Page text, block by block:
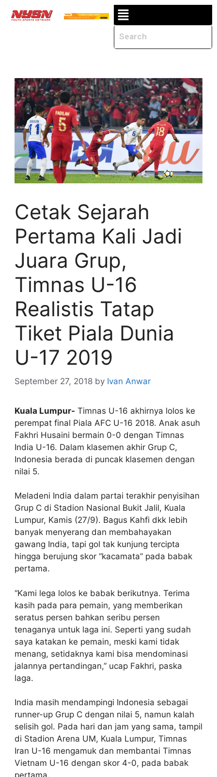
Cetak Sejarah
Pertama Kali Jadi
Juara Grup,
Timnas U-16
Realistis Tatap
Tiket Piala Dunia
U-17 2019
September 27, 2018 by Ivan Anwar
Kuala Lumpur- Timnas U-16 akhirnya lolos ke
perempat final Piala AFC U-16 2018. Anak asuh
Fakhri Husaini bermain 0-0 dengan Timnas
India U-16. Dalam klasemen akhir Grup C,
Indonesia berada di puncak klasemen dengan
nilai 5.
Meladeni India dalam partai terakhir penyisihan
Grup C di Stadion Nasional Bukit Jalil, Kuala
Lumpur, Kamis (27/9). Bagus Kahfi dkk lebih
banyak menyerang dan membahayakan
gawang India, tapi gol tak kunjung tercipta
hingga berujung skor “kacamata” pada babak
pertama.
“Kami lega lolos ke babak berikutnya. Terima
kasih pada para pemain, yang memberikan
seratus persen bahkan seribu persen
tenaganya untuk laga ini. Seperti yang sudah
saya katakan ke pemain, meski kami tidak
menang, setidaknya kami bisa mendominasi
jalannya pertandingan,” ucap Fakhri, paska
laga.
India masih mendampingi Indonesia sebagai
runner-up Grup C dengan nilai 5, namun kalah
selisih gol. Pada hari dan jam yang sama, tampil
di Stadion Arena UM, Kuala Lumpur, Timnas
Iran U-16 mengamuk dan membantai Timnas
Vietnam U-16 dengan skor 4-0, pada babak